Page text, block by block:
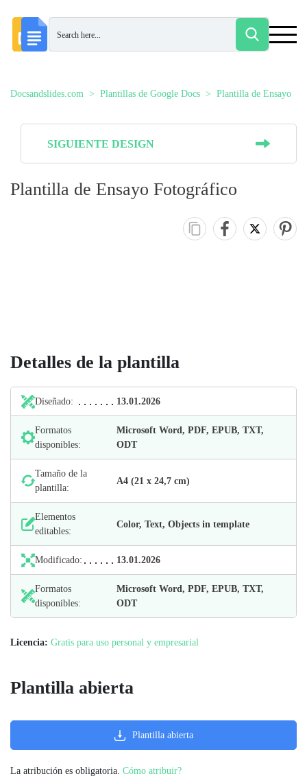
Docsandslides.com Plantillas de Google Docs Plantilla de Ensayo
SIGUIENTE DESIGN
Plantilla de Ensayo Fotográfico
Detalles de la plantilla
Diseñado: 13.01.2026
Formatos
disponibles:
Microsoft Word, PDF, EPUB, TXT,
ODT
Tamaño de la
plantilla:
А4 (21 х 24,7 cm)
Elementos
editables:
Color, Text, Objects in template
Modificado: 13.01.2026
Formatos
disponibles:
Microsoft Word, PDF, EPUB, TXT,
ODT
Licencia: Gratis para uso personal y empresarial
Plantilla abierta
Plantilla abierta
La atribución es obligatoria. Cómo atribuir?